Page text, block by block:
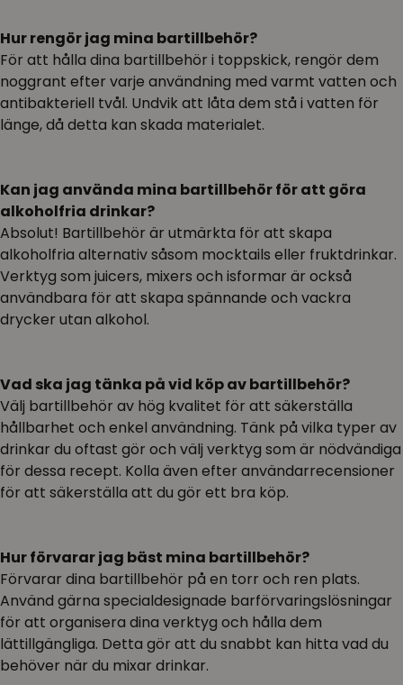
Hur rengör jag mina bartillbehör?
För att hålla dina bartillbehör i toppskick, rengör dem
noggrant efter varje användning med varmt vatten och
antibakteriell tvål. Undvik att låta dem stå i vatten för
länge, då detta kan skada materialet.
Kan jag använda mina bartillbehör för att göra
alkoholfria drinkar?
Absolut! Bartillbehör är utmärkta för att skapa
alkoholfria alternativ såsom mocktails eller fruktdrinkar.
Verktyg som juicers, mixers och isformar är också
användbara för att skapa spännande och vackra
drycker utan alkohol.
Vad ska jag tänka på vid köp av bartillbehör?
Välj bartillbehör av hög kvalitet för att säkerställa
hållbarhet och enkel användning. Tänk på vilka typer av
drinkar du oftast gör och välj verktyg som är nödvändiga
för dessa recept. Kolla även efter användarrecensioner
för att säkerställa att du gör ett bra köp.
Hur förvarar jag bäst mina bartillbehör?
Förvarar dina bartillbehör på en torr och ren plats.
Använd gärna specialdesignade barförvaringslösningar
för att organisera dina verktyg och hålla dem
lättillgängliga. Detta gör att du snabbt kan hitta vad du
behöver när du mixar drinkar.